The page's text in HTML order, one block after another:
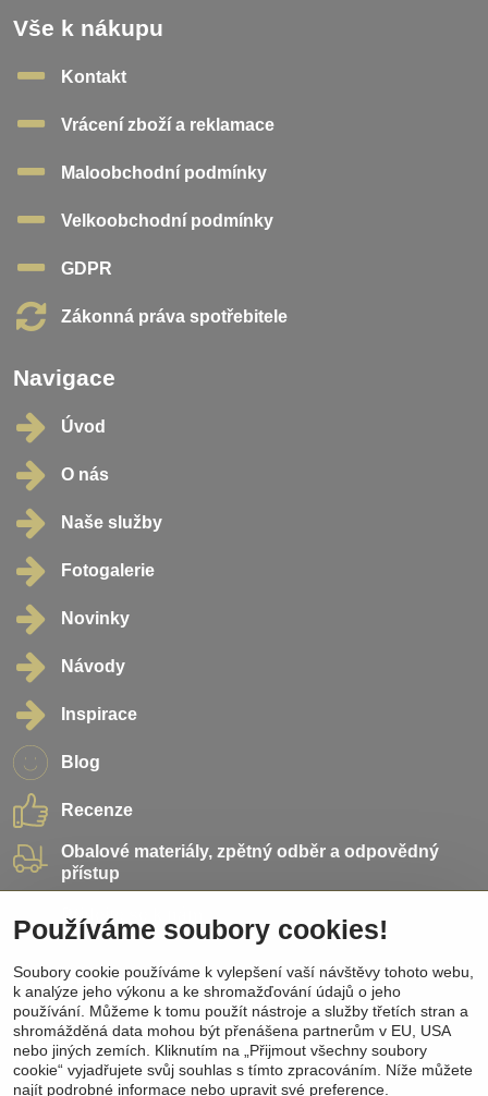
Vše k nákupu
Kontakt
Vrácení zboží a reklamace
Maloobchodní podmínky
Velkoobchodní podmínky
GDPR
Zákonná práva spotřebitele
Navigace
Úvod
O nás
Naše služby
Fotogalerie
Novinky
Návody
Inspirace
Blog
Recenze
Obalové materiály, zpětný odběr a odpovědný
přístup
Přidejte se k nám
Sociální sítě
Facebook
Instagram
Pinterest
Youtube
Používáme soubory cookies!
Soubory cookie používáme k vylepšení vaší návštěvy tohoto webu,
k analýze jeho výkonu a ke shromažďování údajů o jeho
používání. Můžeme k tomu použít nástroje a služby třetích stran a
shromážděná data mohou být přenášena partnerům v EU, USA
nebo jiných zemích. Kliknutím na „Přijmout všechny soubory
cookie“ vyjadřujete svůj souhlas s tímto zpracováním. Níže můžete
najít podrobné informace nebo upravit své preference.